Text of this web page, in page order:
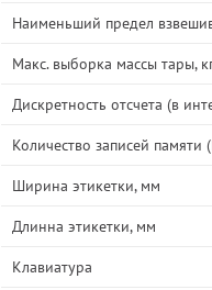
Наименьший предел
Макс. выборка массы тары,
Дискретность отсчета (в
Количество записей памяти
Ширина этикетки, мм
Длинна этикетки, мм
Клавиатура